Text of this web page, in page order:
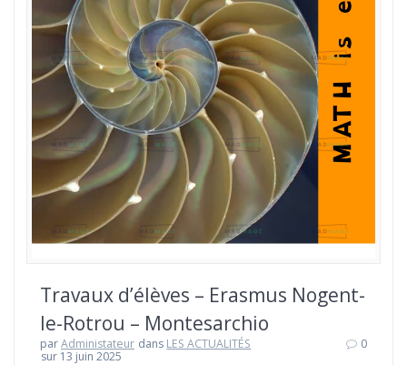
Travaux d’élèves – Erasmus Nogent-
le-Rotrou – Montesarchio
parAdministateur dans LES ACTUALITÉS
sur 13 juin 2025
0